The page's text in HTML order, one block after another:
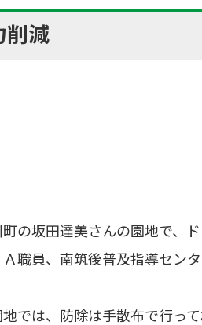
減
の坂田達美さんの園地で、
職員、南筑後普及指導セン
は、防除は手散布で行って